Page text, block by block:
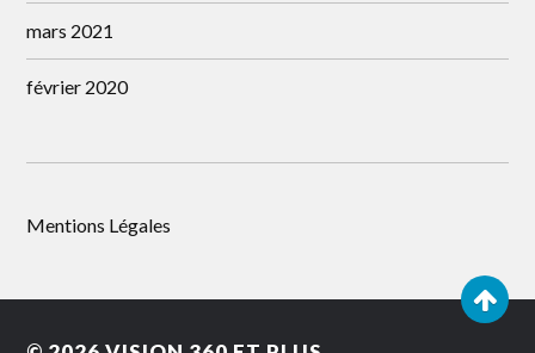
mars 2021
février 2020
Mentions Légales